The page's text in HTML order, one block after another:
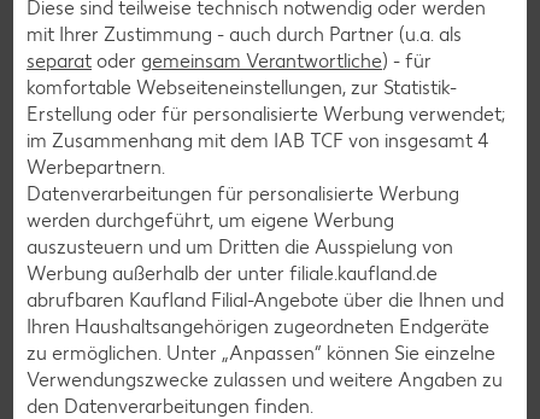
Spargel-Rezepte
Fleisch-Rezepte
Fisch-Rezepte
Geflügel-Rezepte
Lamm-Rezepte
Grill-Rezepte
Muffin-Rezepte
Apfelkuchen-Rezepte
Schokokuchen-Rezepte
Diese sind teilweise technisch notwendig oder werden
mit Ihrer Zustimmung - auch durch Partner (u.a. als
separat oder gemeinsam Verantwortliche) - für
komfortable Webseiteneinstellungen, zur Statistik-
Erstellung oder für personalisierte Werbung verwendet;
im Zusammenhang mit dem IAB TCF von insgesamt 4
Werbepartnern.
Datenverarbeitungen für personalisierte Werbung
werden durchgeführt, um eigene Werbung
auszusteuern und um Dritten die Ausspielung von
Werbung außerhalb der unter filiale.kaufland.de
abrufbaren Kaufland Filial-Angebote über die Ihnen und
Ihren Haushaltsangehörigen zugeordneten Endgeräte
zu ermöglichen. Unter „Anpassen“ können Sie einzelne
Verwendungszwecke zulassen und weitere Angaben zu
den Datenverarbeitungen finden.